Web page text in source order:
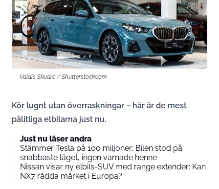
Valdis Skudre / Shutterstock.com
Kör lugnt utan överraskningar – här är de mest
pålitliga elbilarna just nu.
Just nu läser andra
Stämmer Tesla på 100 miljoner: Bilen stod på
snabbaste läget, ingen varnade henne
Nissan visar ny elbils-SUV med range extender: Kan
NX7 rädda märket i Europa?